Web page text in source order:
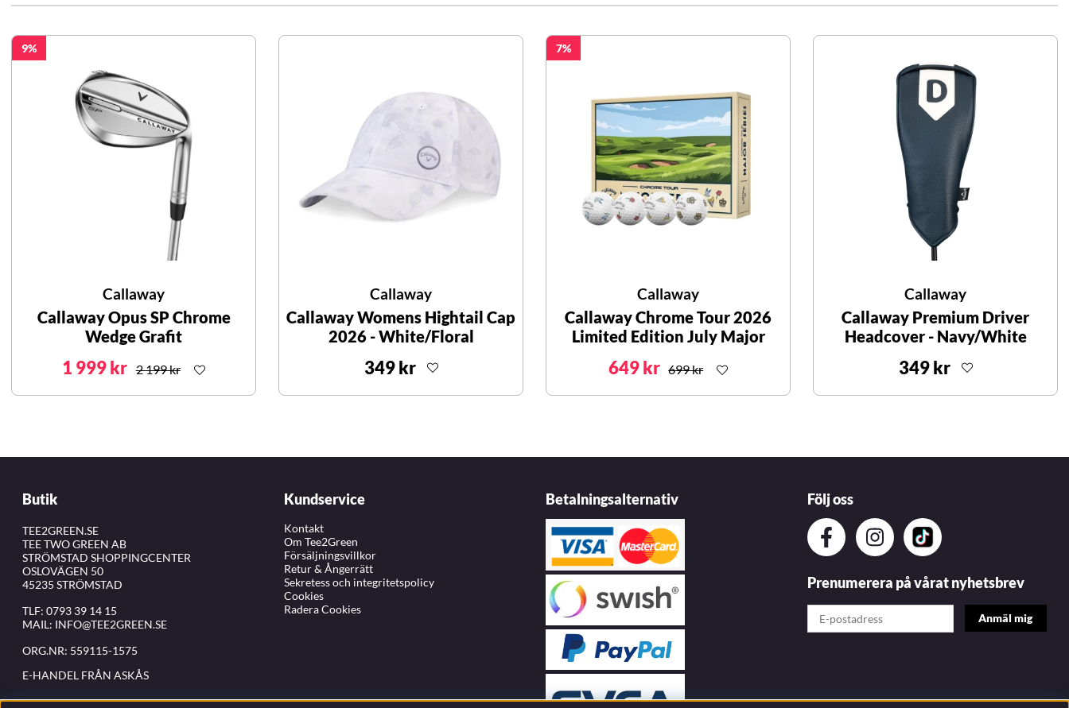
9
Callaway
Callaway Opus SP Chrome
Wedge Grafit
1 999 kr 2 199 kr
Callaway
Callaway Womens Hightail Cap
2026 - White/Floral
349 kr
7
Callaway
Callaway Chrome Tour 2026
Limited Edition July Major
649 kr 699 kr
Callaway
Callaway Premium Driver
Headcover - Navy/White
349 kr
Butik
TEE2GREEN.SE
TEE TWO GREEN AB
STRÖMSTAD SHOPPINGCENTER
OSLOVÄGEN 50
45235 STRÖMSTAD
TLF: 0793 39 14 15
MAIL: INFO@TEE2GREEN.SE
ORG.NR: 559115-1575
E-HANDEL FRÅN ASKÅS
Kundservice
Kontakt
Om Tee2Green
Försäljningsvillkor
Retur & Ångerrätt
Sekretess och integritetspolicy
Cookies
Radera Cookies
Betalningsalternativ Följ oss
Prenumerera på vårat nyhetsbrev